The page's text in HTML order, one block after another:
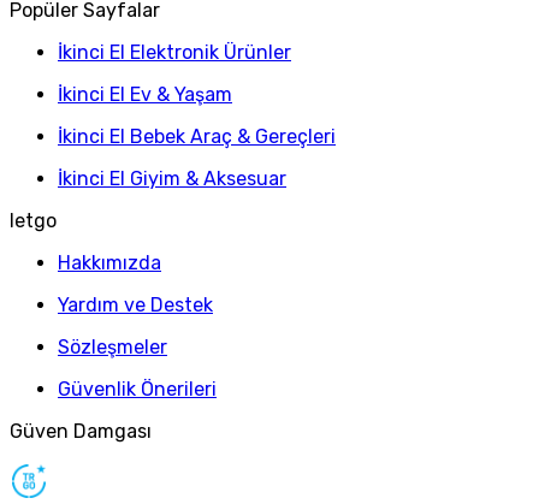
Popüler Sayfalar
İkinci El Elektronik Ürünler
İkinci El Ev & Yaşam
İkinci El Bebek Araç & Gereçleri
İkinci El Giyim & Aksesuar
letgo
Hakkımızda
Yardım ve Destek
Sözleşmeler
Güvenlik Önerileri
Güven Damgası